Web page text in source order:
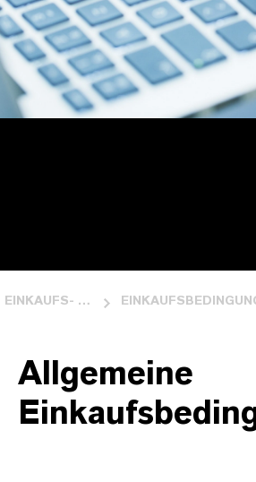
EINKAUFS- UND VERKAUFSBEDINGUNGEN
Allgemeine